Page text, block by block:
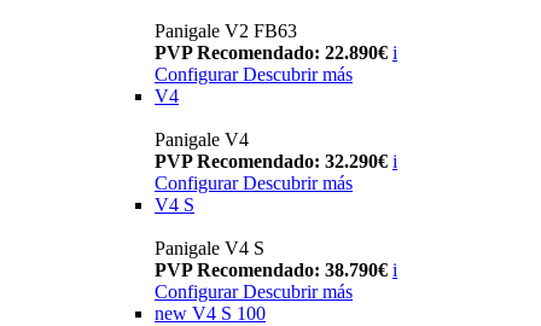
Panigale V2 FB63
PVP Recomendado: 22.890€ i
Configurar Descubrir más
V4
Panigale V4
PVP Recomendado: 32.290€ i
Configurar Descubrir más
V4 S
Panigale V4 S
PVP Recomendado: 38.790€ i
Configurar Descubrir más
new V4 S 100